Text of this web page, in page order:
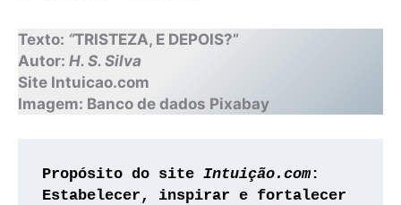
Texto: “TRISTEZA, E DEPOIS?”
Autor: H. S. Silva
Site Intuicao.com
Imagem: Banco de dados Pixabay
Propósito do site Intuição.com :
Estabelecer, inspirar e fortalecer